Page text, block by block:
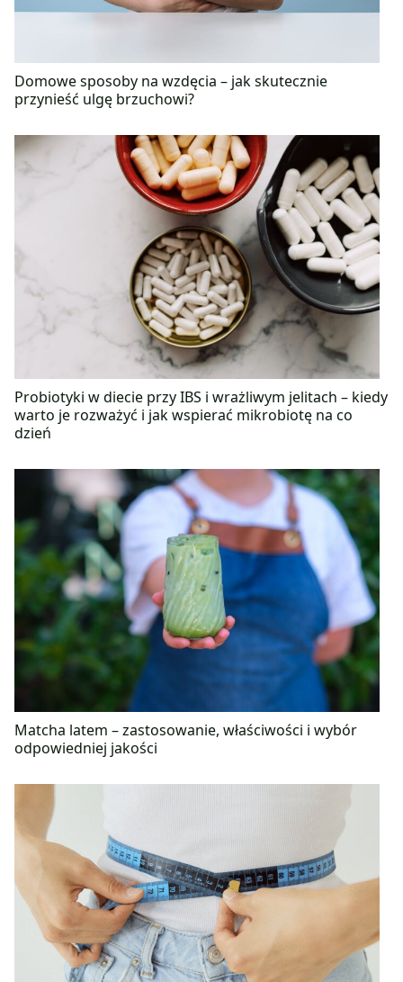
Domowe sposoby na wzdęcia – jak skutecznie
przynieść ulgę brzuchowi?
Probiotyki w diecie przy IBS i wrażliwym jelitach – kiedy
warto je rozważyć i jak wspierać mikrobiotę na co
dzień
Matcha latem – zastosowanie, właściwości i wybór
odpowiedniej jakości